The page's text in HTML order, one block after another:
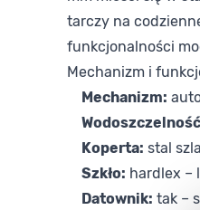
tarczy na
funkcjonalności
Mechanizm i
Mechanizm:
Koperta: stal
Szkło: hardlex –
Datownik: tak –